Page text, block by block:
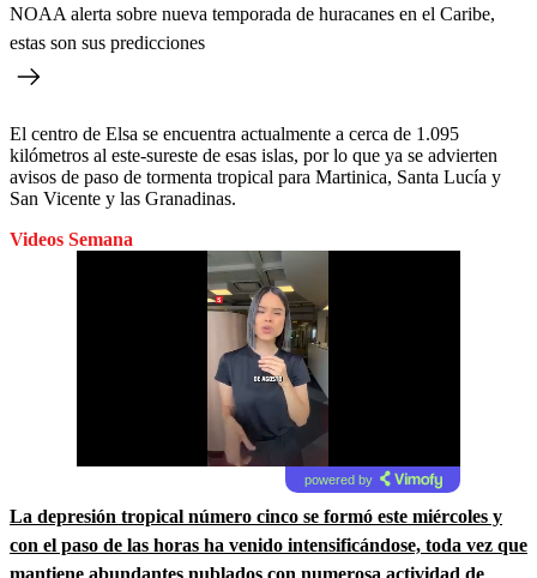
NOAA alerta sobre nueva temporada de huracanes en el Caribe,
estas son sus predicciones
El centro de Elsa se encuentra actualmente a cerca de 1.095
kilómetros al este-sureste de esas islas, por lo que ya se advierten
avisos de paso de tormenta tropical para Martinica, Santa Lucía y
San Vicente y las Granadinas.
Videos Semana
powered by
La depresión tropical número cinco se formó este miércoles y
con el paso de las horas ha venido intensificándose, toda vez que
mantiene abundantes nublados con numerosa actividad de